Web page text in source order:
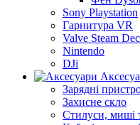
Sony Playstation
Гарнитура VR
Valve Steam
Nintendo
DJi
Зарядні
Захисне скло
Стилуси, миші